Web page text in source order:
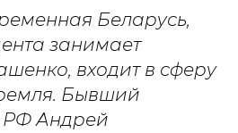
Беларусь,
занимает
входит в сферу
Бывший
РФ Андрей